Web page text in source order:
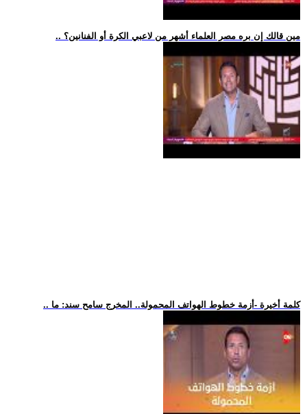
.. مين قالك إن بره مصر العلماء أشهر من لاعبي الكرة أو الفنانين؟
.. كلمة أخيرة -أزمة خطوط الهواتف المحمولة.. المخرج سامح سند: ما